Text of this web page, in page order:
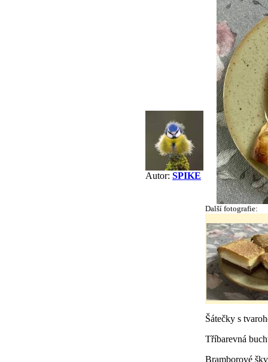
Autor: SPIKE
Další fotografie:
Šátečky s
Tříbarevná
Bramborové